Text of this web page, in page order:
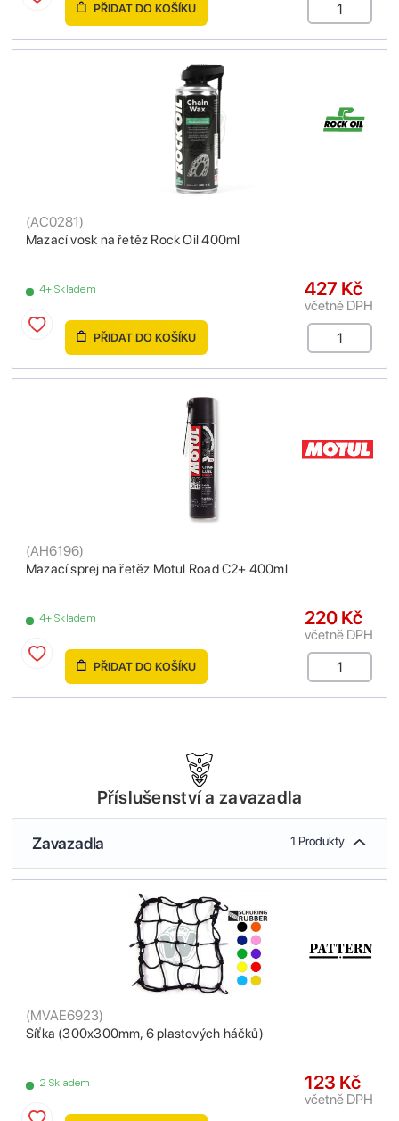
PŘIDAT DO KOŠÍKU
Mazací vosk na řetěz Rock Oil 400ml
(AC0281)
4+ Skladem 427 Kč
včetně DPH
PŘIDAT DO KOŠÍKU
Mazací sprej na řetěz Motul Road C2+ 400ml
(AH6196)
4+ Skladem 220 Kč
včetně DPH
PŘIDAT DO KOŠÍKU
Příslušenství a zavazadla
Zavazadla 1 Produkty
Síťka (300x300mm, 6 plastových háčků)
(MVAE6923)
2 Skladem 123 Kč
včetně DPH